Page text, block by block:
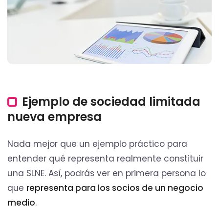
Ejemplo de sociedad limitada
nueva empresa
Nada mejor que un ejemplo práctico para
entender qué representa realmente constituir
una SLNE. Así, podrás ver en primera persona lo
que representa para los socios de un negocio
medio.